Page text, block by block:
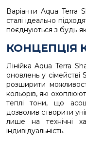
Варіанти Aqua Terra
сталі ідеально
поєднуються з будь-
КОНЦЕПЦІЯ
Лінійка Aqua Terra
оновлень у
розширити
кольорів, які
теплі тони, що
дозволив створити
лише на технічні
індивідуальність.